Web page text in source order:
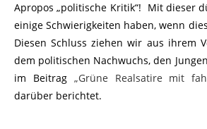
Apropos „politische Kritik“! Mit dieser
einige Schwierigkeiten haben, wenn
Diesen Schluss ziehen wir aus ihrem
dem politischen Nachwuchs, den
im Beitrag „Grüne Realsatire mit
darüber berichtet.